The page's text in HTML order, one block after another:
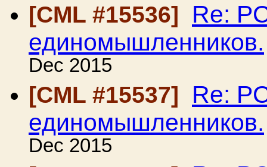
[CML #15536] Re:
единомышленников.
Dec 2015
[CML #15537]
Re:
единомышленников.
Dec 2015